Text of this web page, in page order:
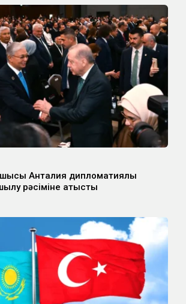
Анталия дипломатиялық
рәсіміне қатысты